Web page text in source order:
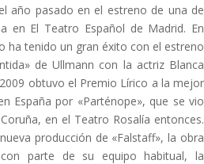
año pasado en el estreno de una de
en El Teatro Español de Madrid. En
ha tenido un gran éxito con el estreno
de Ullmann con la actriz Blanca
obtuvo el Premio Lírico a la mejor
España por «Parténope», que se vio
en el Teatro Rosalía entonces.
producción de «Falstaff», la obra
parte de su equipo habitual, la